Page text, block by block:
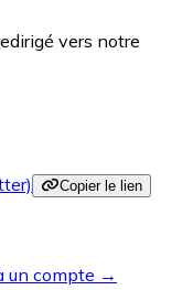
vers notre
Copier le lien
un compte →